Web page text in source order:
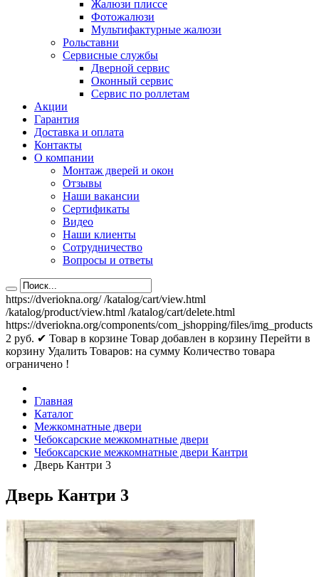
Жалюзи плиссе
Фотожалюзи
Мультифактурные жалюзи
Рольставни
Сервисные службы
Дверной сервис
Оконный сервис
Сервис по роллетам
Акции
Гарантия
Доставка и оплата
Контакты
О компании
Монтаж дверей и окон
Отзывы
Наши вакансии
Сертификаты
Видео
Наши клиенты
Сотрудничество
Вопросы и ответы
https://dveriokna.org/ /katalog/cart/view.html
/katalog/product/view.html /katalog/cart/delete.html
https://dveriokna.org/components/com_jshopping/files/img_products
2 руб. ✔ Товар в корзине Товар добавлен в корзину Перейти в
корзину Удалить Товаров: на сумму Количество товара
ограничено !
Главная
Каталог
Межкомнатные двери
Чебоксарские межкомнатные двери
Чебоксарские межкомнатные двери Кантри
Дверь Кантри 3
Дверь Кантри 3